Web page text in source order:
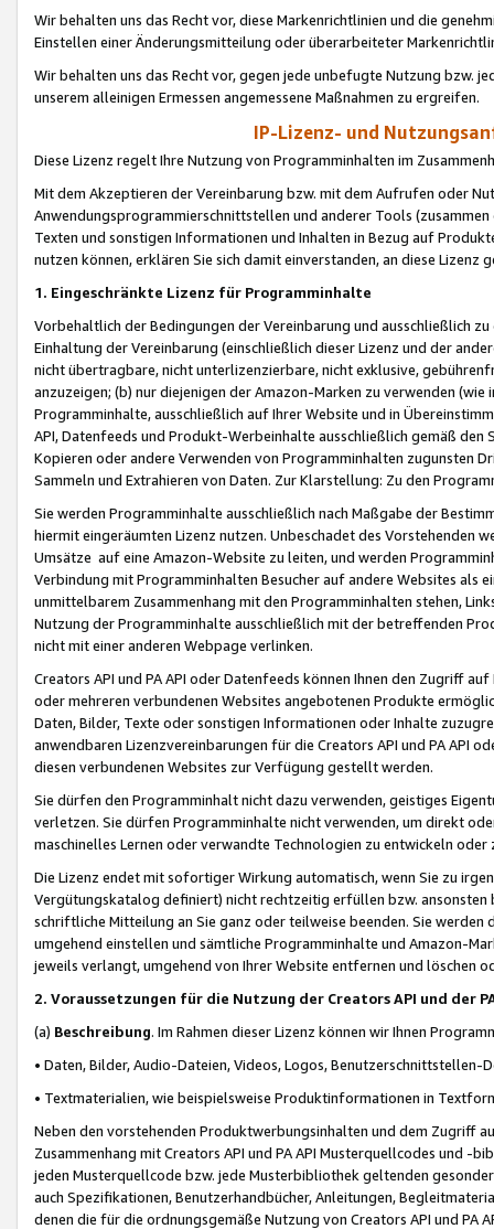
Wir behalten uns das Recht vor, diese Markenrichtlinien und die
Einstellen einer Änderungsmitteilung oder überarbeiteter
Wir behalten uns das Recht vor, gegen jede unbefugte Nutzung bzw.
unserem alleinigen Ermessen angemessene Maßnahmen zu ergreifen.
IP-Lizenz- und
Diese Lizenz regelt Ihre Nutzung von Programminhalten im
Mit dem Akzeptieren der Vereinbarung bzw. mit dem Aufrufen oder
Anwendungsprogrammierschnittstellen und anderer Tools (zusammen
Texten und sonstigen Informationen und Inhalten in Bezug auf
nutzen können, erklären Sie sich damit einverstanden, an diese Lizenz
1. Eingeschränkte Lizenz für Programminhalte
Vorbehaltlich der Bedingungen der Vereinbarung und ausschließlich
Einhaltung der Vereinbarung (einschließlich dieser Lizenz und der
nicht übertragbare, nicht unterlizenzierbare, nicht exklusive,
anzuzeigen; (b) nur diejenigen der Amazon-Marken zu verwenden
Programminhalte, ausschließlich auf Ihrer Website und in
API, Datenfeeds und Produkt-Werbeinhalte ausschließlich gemäß
Kopieren oder andere Verwenden von Programminhalten zugunsten
Sammeln und Extrahieren von Daten. Zur Klarstellung: Zu den
Sie werden Programminhalte ausschließlich nach Maßgabe der
hiermit eingeräumten Lizenz nutzen. Unbeschadet des Vorstehenden
Umsätze auf eine Amazon-Website zu leiten, und werden
Verbindung mit Programminhalten Besucher auf andere Websites als
unmittelbarem Zusammenhang mit den Programminhalten stehen,
Nutzung der Programminhalte ausschließlich mit der betreffenden
nicht mit einer anderen Webpage verlinken.
Creators API und PA API oder Datenfeeds können Ihnen den Zugriff
oder mehreren verbundenen Websites angebotenen Produkte
Daten, Bilder, Texte oder sonstigen Informationen oder Inhalte
anwendbaren Lizenzvereinbarungen für die Creators API und PA API
diesen verbundenen Websites zur Verfügung gestellt werden.
Sie dürfen den Programminhalt nicht dazu verwenden, geistiges
verletzen. Sie dürfen Programminhalte nicht verwenden, um direkt
maschinelles Lernen oder verwandte Technologien zu entwickeln
Die Lizenz endet mit sofortiger Wirkung automatisch, wenn Sie zu
Vergütungskatalog definiert) nicht rechtzeitig erfüllen bzw. ansonsten
schriftliche Mitteilung an Sie ganz oder teilweise beenden. Sie werden
umgehend einstellen und sämtliche Programminhalte und Amazon-
jeweils verlangt, umgehend von Ihrer Website entfernen und löschen
2. Voraussetzungen für die Nutzung der Creators API und der
(a) Beschreibung. Im Rahmen dieser Lizenz können wir Ihnen
• Daten, Bilder, Audio-Dateien, Videos, Logos, Benutzerschnittstellen-
• Textmaterialien, wie beispielsweise Produktinformationen in
Neben den vorstehenden Produktwerbungsinhalten und dem Zugriff
Zusammenhang mit Creators API und PA API Musterquellcodes und
jeden Musterquellcode bzw. jede Musterbibliothek geltenden
auch Spezifikationen, Benutzerhandbücher, Anleitungen,
denen die für die ordnungsgemäße Nutzung von Creators API und PA